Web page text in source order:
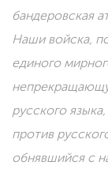
бандеровская
Наши войска,
единого
русского
против
обнявшийся с